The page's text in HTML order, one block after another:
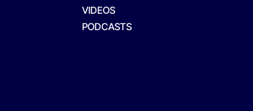
VIDEOS
PODCASTS